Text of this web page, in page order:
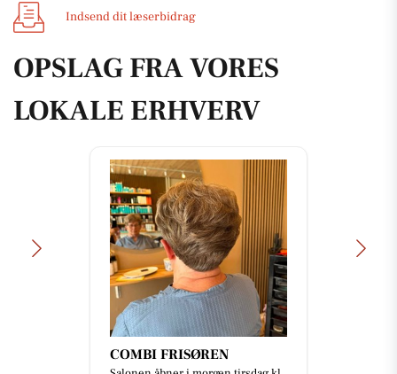
Indsend dit læserbidrag
OPSLAG FRA VORES
LOKALE ERHVERV
COMBI FRISØREN